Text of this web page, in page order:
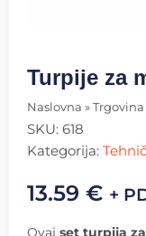
Turpije za
Naslovna » Trgovina
SKU: 618
Kategorija:
13.59 € +
Ovaj set turpija